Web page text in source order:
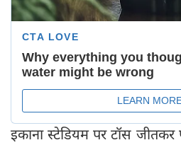
इकाना स्टेडियम पर टॉस